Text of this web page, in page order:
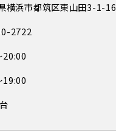
横浜市都筑区東山田3-1-16
2722
20:00
19:00